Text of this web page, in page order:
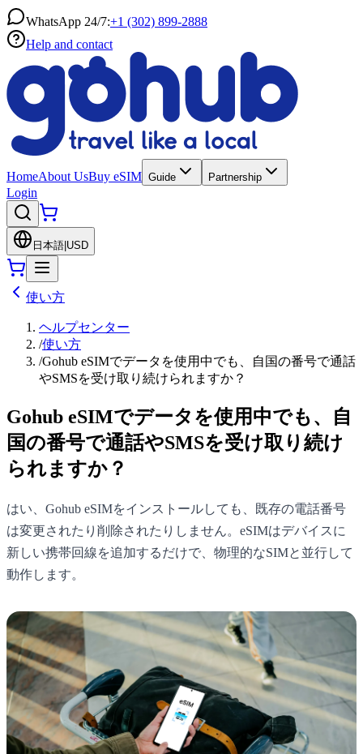
WhatsApp 24/7:+1 (302) 899-2888
Help and contact
HomeAbout UsBuy eSIM Guide Partnership
Login
日本語 USD
使い方
ヘルプセンター
/使い方
/Gohub eSIMでデータを使用中でも、自国の番号で通話
やSMSを受け取り続けられますか？
Gohub eSIMでデータを使用中でも、自
国の番号で通話やSMSを受け取り続け
られますか？
はい、Gohub eSIMをインストールしても、既存の電話番号
は変更されたり削除されたりしません。eSIMはデバイスに
新しい携帯回線を追加するだけで、物理的なSIMと並行して
動作します。